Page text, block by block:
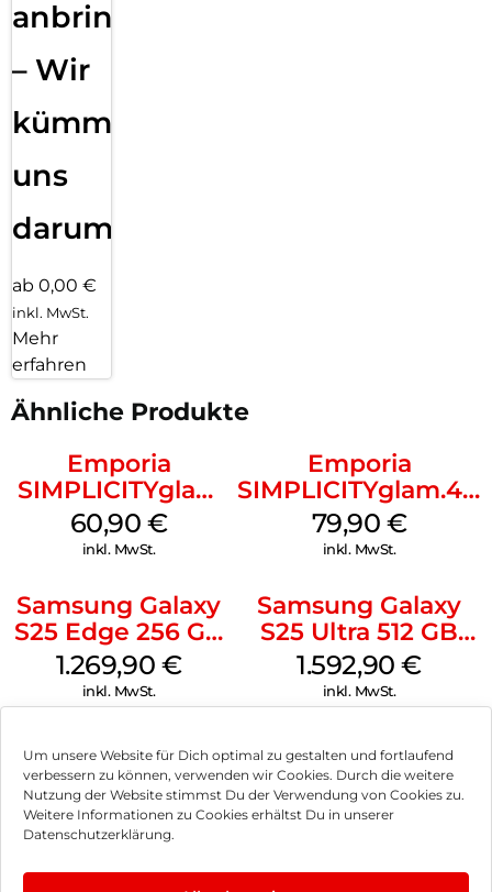
Um unsere Website für Dich optimal zu gestalten und fortlaufend
verbessern zu können, verwenden wir Cookies. Durch die weitere
Nutzung der Website stimmst Du der Verwendung von Cookies zu.
Weitere Informationen zu Cookies erhältst Du in unserer
Datenschutzerklärung.
anbringen
– Wir
kümmern
uns
darum!
ab 0,00 €
inkl. MwSt.
Mehr
erfahren
Ähnliche Produkte
Emporia
SIMPLICITYglam
Schwarz
60,90 €
inkl. MwSt.
Emporia
SIMPLICITYglam.4G
Schwarz
79,90 €
inkl. MwSt.
Samsung Galaxy
S25 Edge 256 GB
Titanium Silver
1.269,90 €
inkl. MwSt.
Samsung Galaxy
S25 Ultra 512 GB
Titanium Silverblue
1.592,90€
inkl. MwSt.
Samsung Galaxy
S25 128 GB Silver
Shadow
594,90€
inkl. MwSt.
Samsung Galaxy
S25 128 GB Navy
599,90€